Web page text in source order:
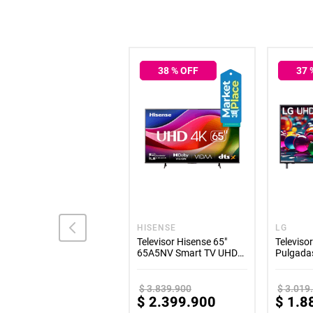
TV 32 a 55 Facil
38% OFF
HISENSE
Televisor Hisense 65"
65A5NV Smart TV UHD
$3.839.900
$ 2.399.900
37
LG
$3.019.
$ 1.